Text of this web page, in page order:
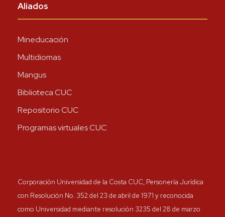
Aliados
Mineducación
Multidiomas
Mangus
Biblioteca CUC
Repositorio CUC
Programas virtuales CUC
Corporación Universidad de la Costa CUC, Personería Jurídica
con Resolución No. 352 del 23 de abril de 1971 y reconocida
como Universidad mediante resolución 3235 del 28 de marzo